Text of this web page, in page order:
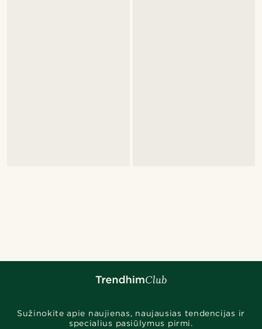
Sužinokite apie naujienas, naujausias tendencijas ir
specialius pasiūlymus pirmi.